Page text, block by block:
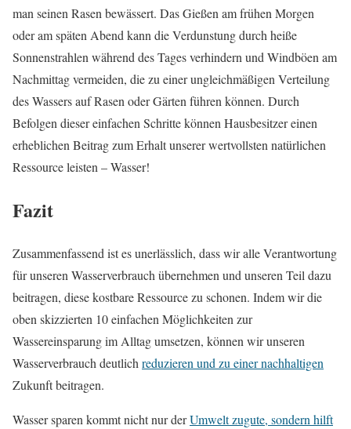
man seinen Rasen bewässert. Das Gießen am frühen Morgen
oder am späten Abend kann die Verdunstung durch heiße
Sonnenstrahlen während des Tages verhindern und Windböen am
Nachmittag vermeiden, die zu einer ungleichmäßigen Verteilung
des Wassers auf Rasen oder Gärten führen können. Durch
Befolgen dieser einfachen Schritte können Hausbesitzer einen
erheblichen Beitrag zum Erhalt unserer wertvollsten natürlichen
Ressource leisten – Wasser!
Fazit
Zusammenfassend ist es unerlässlich, dass wir alle Verantwortung
für unseren Wasserverbrauch übernehmen und unseren Teil dazu
beitragen, diese kostbare Ressource zu schonen. Indem wir die
oben skizzierten 10 einfachen Möglichkeiten zur
Wassereinsparung im Alltag umsetzen, können wir unseren
Wasserverbrauch deutlich reduzieren und zu einer nachhaltigen
Zukunft beitragen.
Wasser sparen kommt nicht nur derUmwelt zugute, sondern hilft